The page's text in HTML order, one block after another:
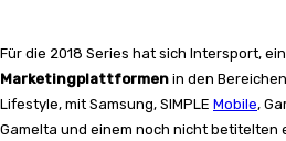
Für die 2018 Series hat sich Intersport,
Marketingplattformen in den
Lifestyle, mit Samsung, SIMPLE Mobile,
Gamelta und einem noch nicht betitelten